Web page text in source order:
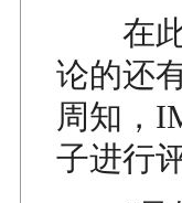
在此
论的还
周知，
子进行